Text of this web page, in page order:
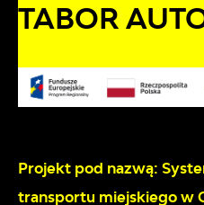
TABOR
Projekt pod nazwą:
transportu miejskiego w